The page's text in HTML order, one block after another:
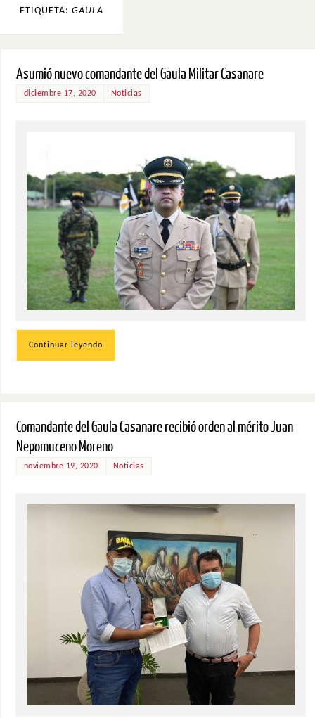
ETIQUETA: GAULA
Asumió nuevo comandante del Gaula Militar Casanare
diciembre 17, 2020 Noticias
Continuar leyendo
Comandante del Gaula Casanare recibió orden al mérito Juan
Nepomuceno Moreno
noviembre 19, 2020 Noticias